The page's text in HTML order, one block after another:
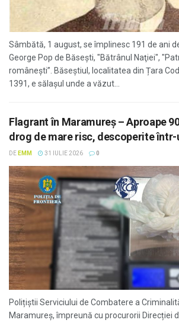
Sâmbătă, 1 august, se împlinesc 191 de ani
George Pop de Băsești, "Bătrânul Naţiei",
româneşti”. Băseștiul, localitatea din Țara
1391, e sălașul unde a văzut...
Flagrant în Maramureș – Aproape
drog de mare risc, descoperite
DE EMM 31 IULIE 2026 0
Polițiștii Serviciului de Combatere a
Maramureș, împreună cu procurorii Direcției